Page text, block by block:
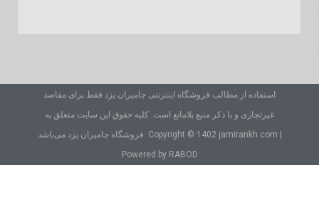
استفاده از مطالب فروشگاه اینترنتی جامیران یزد فقط برای مقاصد
غیرتجاری و با ذکر منبع بلامانع است. کلیه حقوق این سایت متعلق به
فروشگاه جامیران یزد می‌باشد. Copyright © 1402 jamirankh.com |
Powered by RABOD